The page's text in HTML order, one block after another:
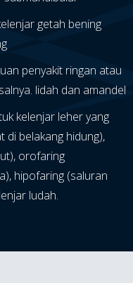
getah bening
penyakit ringan atau
lidah dan amandel
kelenjar leher yang
belakang hidung),
orofaring
hipofaring (saluran
ludah.